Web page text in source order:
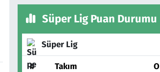
Süper Lig Puan Durumu
Süper Lig
# Takım O